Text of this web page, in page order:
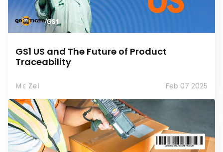
GS1 US and The Future of Product
Traceability
Με Zel Feb 07 2025